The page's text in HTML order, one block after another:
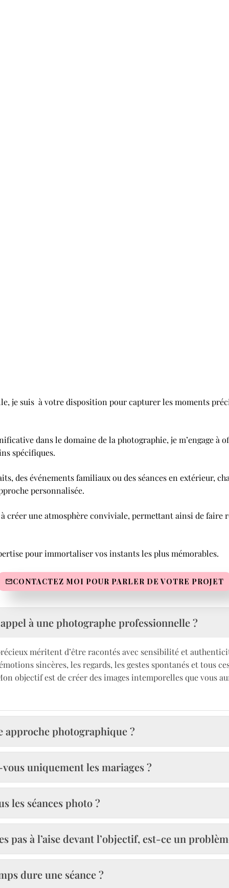
je suis à votre disposition pour capturer les moments
dans le domaine de la photographie, je m’engage à
spécifiques.
des événements familiaux ou des séances en extérieur,
personnalisée.
créer une atmosphère conviviale, permettant ainsi de faire
pour immortaliser vos instants les plus mémorables.
CONTACTEZ MOI POUR PARLER DE VOTRE PROJET
à une photographe professionnelle ?
méritent d’être racontés avec sensibilité et
sincères, les regards, les gestes spontanés et tous
objectif est de créer des images intemporelles que vous
approche photographique ?
uniquement les mariages ?
les séances photo ?
pas à l’aise devant l’objectif, est-ce un
dure une séance ?